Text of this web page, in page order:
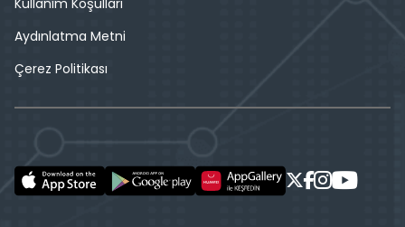
Kullanım Koşulları
Aydınlatma Metni
Çerez Politikası